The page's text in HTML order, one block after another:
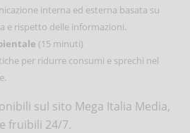
interna ed esterna basata su
e rispetto delle informazioni.
(15 minuti)
per ridurre consumi e sprechi nel
sul sito Mega Italia Media,
fruibili 24/7.